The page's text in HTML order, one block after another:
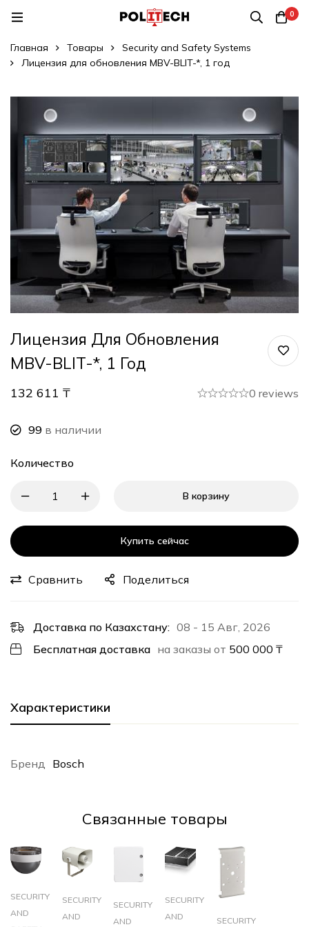
0
Главная Товары
Security and Safety Systems
Лицензия для обновления MBV-BLIT-*, 1 год
Лицензия Для Обновления
MBV-BLIT-*, 1 Год
132 611 ₸ 0 reviews
99 в наличии
Количество
В корзину
Купить сейчас
Сравнить Поделиться
Доставка по Казахстану: 08 - 15 Авг, 2026
Бесплатная доставка на заказы от 500 000 ₸
Характеристики
Бренд Bosch
Cвязанные товары
SECURITY
AND
SECURITY
AND
SECURITY
AND
SECURITY
AND
SECURITY